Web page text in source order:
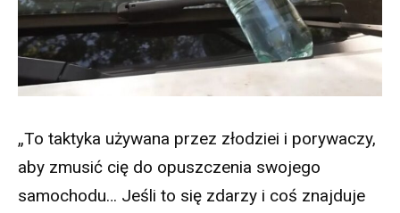
„To taktyka używana przez złodziei i porywaczy,
aby zmusić cię do opuszczenia swojego
samochodu… Jeśli to się zdarzy i coś znajduje